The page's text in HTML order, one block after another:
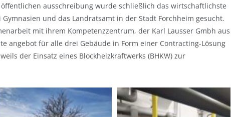
ausschreibung wurde schließlich das wirtschaftlichste
und das Landratsamt in der Stadt Forchheim gesucht.
mit ihrem Kompetenzzentrum, der Karl Lausser Gmbh aus
angebot für alle drei Gebäude in Form einer Contracting-Lösung
der Einsatz eines Blockheizkraftwerks (BHKW) zur